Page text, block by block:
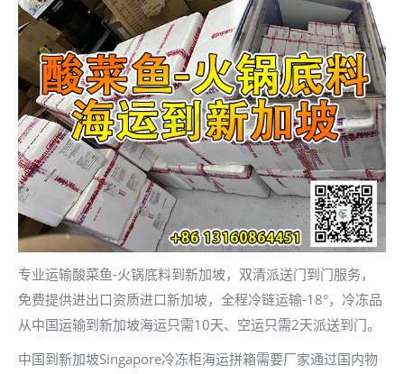
专业运输酸菜鱼-火锅底料到新加坡，双清派送门到门服务，
免费提供进出口资质进口新加坡，全程冷链运输-18°，冷冻品
从中国运输到新加坡海运只需10天、空运只需2天派送到门。
中国到新加坡Singapore冷冻柜海运拼箱需要厂家通过国内物